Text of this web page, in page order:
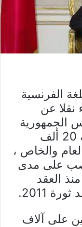
الفرنسية
نقلا عن
الجمهورية
قيس سعيد يستعد لمحاسبة 20 ألف
والخاص ،
على مدى
العقد
2011.
على آلاف